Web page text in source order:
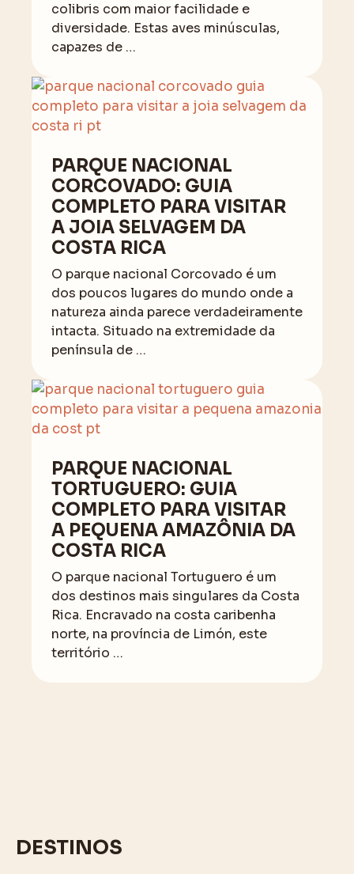
colibris com maior facilidade e
diversidade. Estas aves minúsculas,
capazes de …
PARQUE NACIONAL
CORCOVADO: GUIA
COMPLETO PARA VISITAR
A JOIA SELVAGEM DA
COSTA RICA
O parque nacional Corcovado é um
dos poucos lugares do mundo onde a
natureza ainda parece verdadeiramente
intacta. Situado na extremidade da
península de …
PARQUE NACIONAL
TORTUGUERO: GUIA
COMPLETO PARA VISITAR
A PEQUENA AMAZÔNIA DA
COSTA RICA
O parque nacional Tortuguero é um
dos destinos mais singulares da Costa
Rica. Encravado na costa caribenha
norte, na província de Limón, este
território …
DESTINOS